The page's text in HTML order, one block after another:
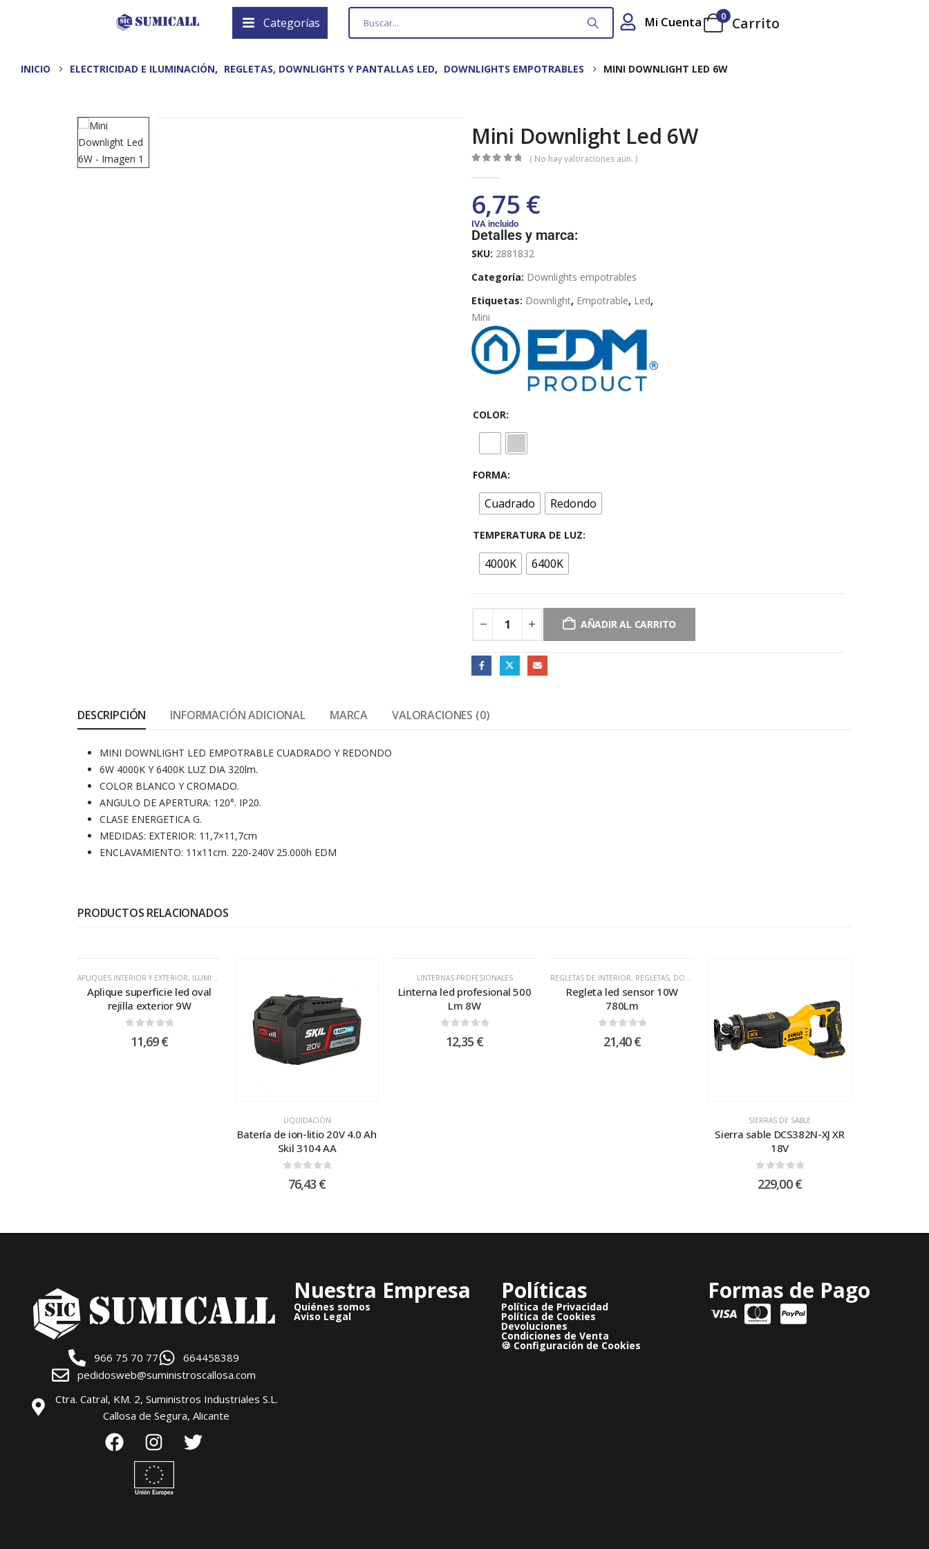
Categorías Mi Cuenta 0 Carrito
INICIO ELECTRICIDAD E ILUMINACIÓN, REGLETAS, DOWNLIGHTS Y PANTALLAS LED, DOWNLIGHTS EMPOTRABLES MINI DOWNLIGHT LED 6W
Mini Downlight Led 6W
( No hay valoraciones aún. )
6,75 €
IVA incluido
Detalles y marca:
SKU: 2881832
Categoría: Downlights empotrables
Etiquetas: Downlight, Empotrable, Led,
Mini
COLOR
FORMA
Cuadrado Redondo
TEMPERATURA DE LUZ
4000K 6400K
AÑADIR AL CARRITO
DESCRIPCIÓN INFORMACIÓN ADICIONAL MARCA VALORACIONES (0)
MINI DOWNLIGHT LED EMPOTRABLE CUADRADO Y REDONDO
6W 4000K Y 6400K LUZ DIA 320lm.
COLOR BLANCO Y CROMADO.
ANGULO DE APERTURA: 120°. IP20.
CLASE ENERGETICA G.
MEDIDAS: EXTERIOR: 11,7×11,7cm
ENCLAVAMIENTO: 11x11cm. 220-240V 25.000h EDM
PRODUCTOS RELACIONADOS
APLIQUES INTERIOR Y EXTERIOR, ILUMINACION LED
Aplique superficie led oval
rejilla exterior 9W
11,69€
LIQUIDACIÓN
Batería de ion-litio 20V 4.0 Ah
Skil 3104 AA
76,43 €
LINTERNAS PROFESIONALES
Linterna led profesional 500
Lm 8W
12,35 €
REGLETAS DE INTERIOR, REGLETAS, DOWNLIGHTS Y PANTALLAS LED
Regleta led sensor 10W
780Lm
21,40€
SIERRAS DE SABLE
Sierra sable DCS382N-XJ XR
18V
229,00€
966 75 70 77
664458389
pedidosweb@suministroscallosa.com
Ctra. Catral, KM. 2, Suministros Industriales S.L.
Callosa de Segura, Alicante
Nuestra Empresa
Quiénes somos
Aviso Legal
Políticas
Política de Privacidad
Política de Cookies
Devoluciones
Condiciones de Venta
🍪 Configuración de Cookies
Formas de Pago